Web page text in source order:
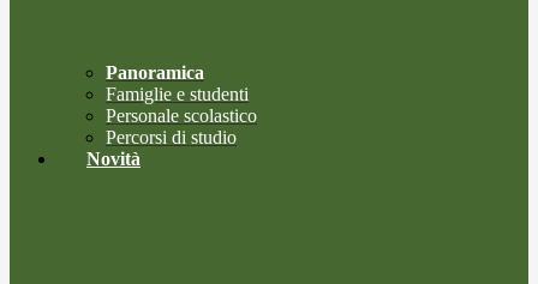
Panoramica
Famiglie e studenti
Personale scolastico
Percorsi di studio
Novità